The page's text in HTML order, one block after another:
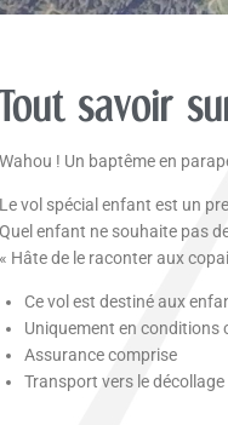
Tout savoir
Wahou ! Un baptême en
Le vol spécial enfant est un
Quel enfant ne souhaite pas
« Hâte de le raconter aux
Ce vol est destiné aux
Uniquement en conditions
Assurance comprise
Transport vers le